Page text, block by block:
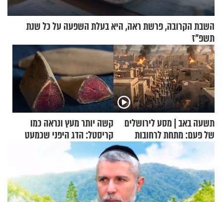
השבת הקרובה, פרשת ראה, היא בעלת השפעה על כל שנת
תשפ"ז
תשעה באב | מסע לירושלים
של פעם: מתחת לרחובות
ירושלים
קשה יותר מעץ ונראה כמו
קריסטל: הדג היפני שכמעט
בלתי אפשרי לחתוך